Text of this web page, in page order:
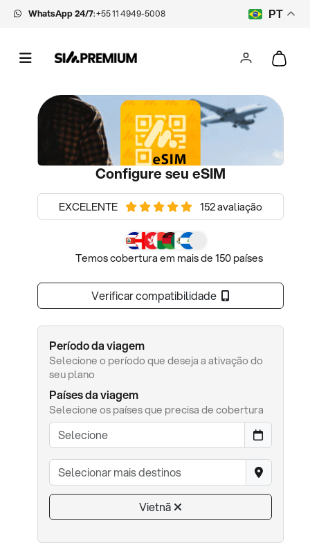
WhatsApp 24/7:+55 11 4949-5008 PT
Configure seu eSIM
EXCELENTE 152 avaliação
Temos cobertura em mais de 150 países
Verificar compatibilidade
Período da viagem
Selecione o período que deseja a ativação do
seu plano
Países da viagem
Selecione os países que precisa de cobertura
Vietnã